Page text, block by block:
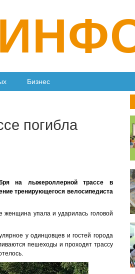
Бизнес
погибла
на лыжероллерной трассе в
тренирующегося велосипедиста
женщина упала и ударилась головой
у одинцовцев и гостей города
пешеходы и проходят трассу